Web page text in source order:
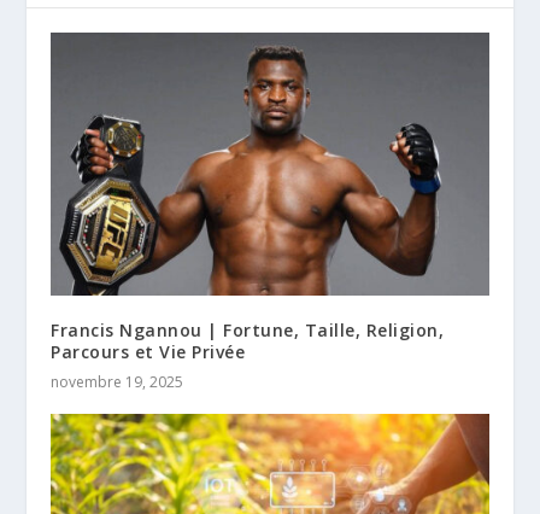
Francis Ngannou | Fortune, Taille, Religion,
Parcours et Vie Privée
novembre 19, 2025